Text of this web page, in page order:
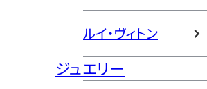
ルイ・ヴィトン
ジュエリー